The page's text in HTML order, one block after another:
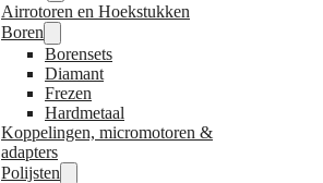
Airrotoren en Hoekstukken
Boren
Borensets
Diamant
Frezen
Hardmetaal
Koppelingen, micromotoren &
adapters
Polijsten